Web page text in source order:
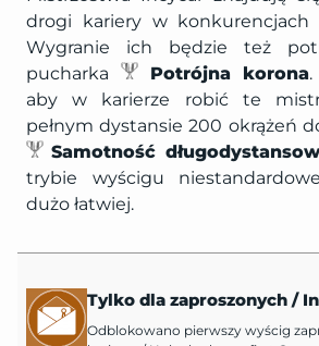
drogi kariery w konkurencjach
Wygranie ich będzie też
pucharka
Potrójna korona.
aby w karierze robić te
pełnym dystansie 200 okrążeń
Samotność
trybie wyścigu
dużo łatwiej.
Tylko dla zaproszonych /
Odblokowano pierwszy wyścig